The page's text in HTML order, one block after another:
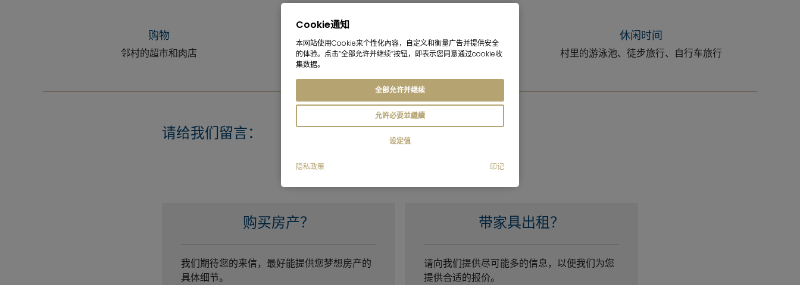
购物
邻村的超市和肉店 邻村的啤酒花园、客栈、糕点店和冰淇淋店
休闲时间
村里的游泳池、徒步旅行、自行车旅行
请给我们留言：
购买房产？
我们期待您的来信，最好能提供您梦想房产的
具体细节。
带家具出租？
请向我们提供尽可能多的信息，以便我们为您
提供合适的报价。
Cookie通知
本网站使用Cookie来个性化內容，自定义和衡量广告并提供安全
的体验。点击“全部允许并继续”按钮，即表示您同意通过cookie收
集数据。
全部允许并继续
允許必要並繼續
设定值
隐私政策 印记